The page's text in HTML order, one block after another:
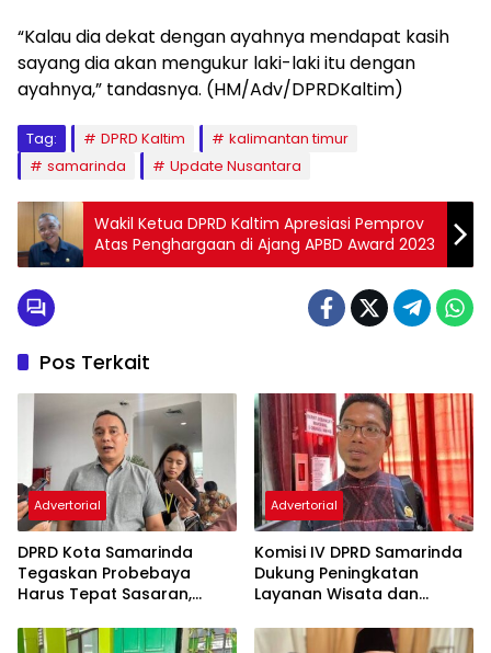
“Kalau dia dekat dengan ayahnya mendapat kasih
sayang dia akan mengukur laki-laki itu dengan
ayahnya,” tandasnya. (HM/Adv/DPRDKaltim)
Tag: DPRD Kaltim
kalimantan timur
samarinda
Update Nusantara
Wakil Ketua DPRD Kaltim Apresiasi Pemprov
Atas Penghargaan di Ajang APBD Award 2023
Pos Terkait
Advertorial
DPRD Kota Samarinda
Tegaskan Probebaya
Harus Tepat Sasaran,
Semata
Advertorial
Komisi IV DPRD Samarinda
Dukung Peningkatan
Layanan Wisata dan